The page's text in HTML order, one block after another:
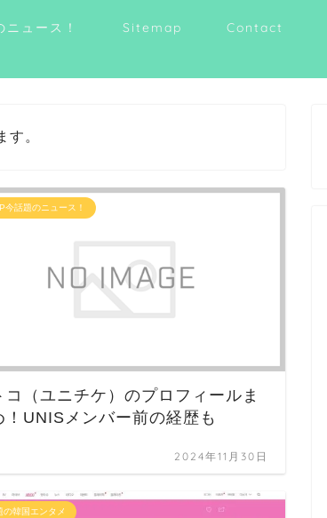
ュース！ Sitemap Contact
。
今話題のニュース！
コ（ユニチケ）のプロフィールま
！UNISメンバー前の経歴も
2024年11月30日
の韓国エンタメ